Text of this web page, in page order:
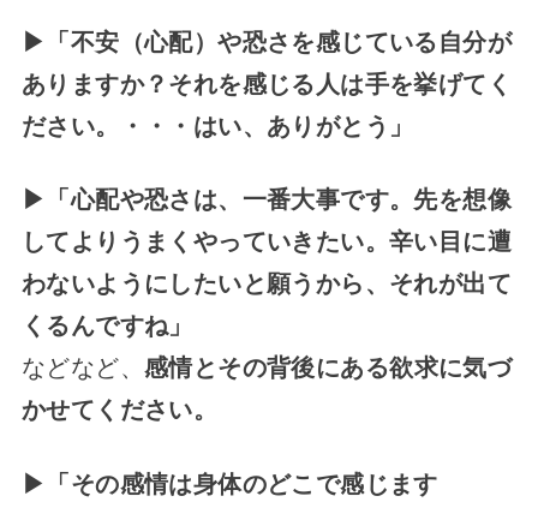
▶「不安（心配）や恐さを感じている自分が
ありますか？それを感じる人は手を挙げてく
ださい。・・・はい、ありがとう」
▶「心配や恐さは、一番大事です。先を想像
してよりうまくやっていきたい。辛い目に遭
わないようにしたいと願うから、それが出て
くるんですね」
などなど、 感情とその背後にある欲求に気づ
かせてください。
▶「その感情は身体のどこで感じます